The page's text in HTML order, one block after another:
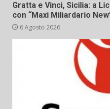
Gratta e Vinci, Sicilia: a
con “Maxi Miliardario
6 Agosto 2026